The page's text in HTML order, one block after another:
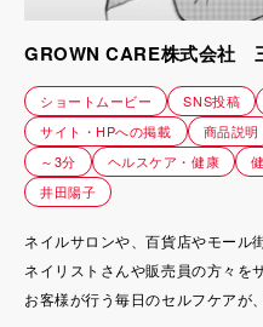
GROWN CARE株式会社
ショートムービー SNS投稿
サイト・HPへの掲載
商品説明
～3分
ヘルスケア・健康
井田陽子
ネイルサロンや、百貨店やモール
ネイリストさんや販売員の方々を
お客様が行う毎日のセルフケアが